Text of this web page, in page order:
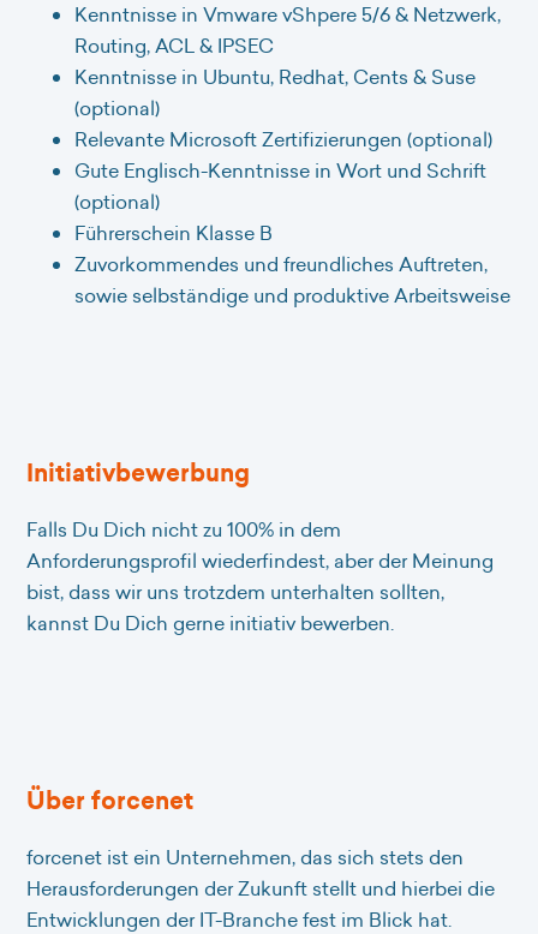
Kenntnisse in Vmware vShpere 5/6 & Netzwerk,
Routing, ACL & IPSEC
Kenntnisse in Ubuntu, Redhat, Cents & Suse
(optional)
Relevante Microsoft Zertifizierungen (optional)
Gute Englisch-Kenntnisse in Wort und Schrift
(optional)
Führerschein Klasse B
Zuvorkommendes und freundliches Auftreten,
sowie selbständige und produktive Arbeitsweise
Initiativbewerbung
Falls Du Dich nicht zu 100% in dem
Anforderungsprofil wiederfindest, aber der Meinung
bist, dass wir uns trotzdem unterhalten sollten,
kannst Du Dich gerne initiativ bewerben.
Über forcenet
forcenet ist ein Unternehmen, das sich stets den
Herausforderungen der Zukunft stellt und hierbei die
Entwicklungen der IT-Branche fest im Blick hat.